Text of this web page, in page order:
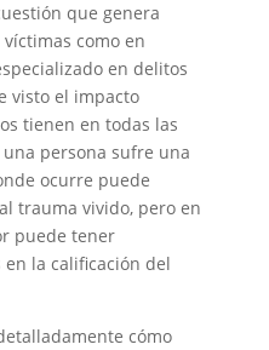
que genera
como en
en delitos
visto el impacto
tienen en todas las
persona sufre una
ocurre puede
trauma vivido, pero en
puede tener
la calificación del
cómo